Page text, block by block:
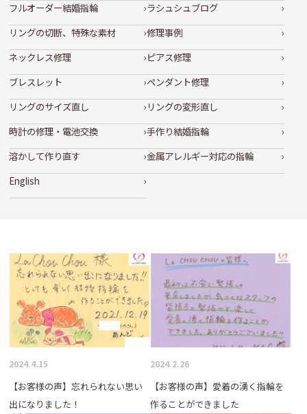
フルオーダー結婚指輪
ラシュシュブログ
リングの切断、特殊な素材
修理事例
ネックレス修理
ピアス修理
ブレスレット
ペンダント修理
リングのサイズ直し
リングの変形直し
時計の修理・電池交換
手作り結婚指輪
溶かして作り直す
金属アレルギー対応の指輪
English
2024.4.15
【お客様の声】忘れられない思い
出になりました！
2024.2.26
【お客様の声】愛着の湧く指輪を
作ることができました